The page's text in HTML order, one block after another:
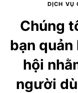
DỊCH VỤ
Chúng
bạn quản
hội
người